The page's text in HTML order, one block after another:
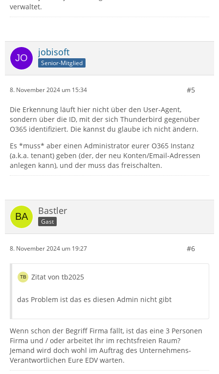
verwaltet.
jobisoft
Senior-Mitglied
8. November 2024 um 15:34 #5
Die Erkennung läuft hier nicht über den User-Agent,
sondern über die ID, mit der sich Thunderbird gegenüber
O365 identifiziert. Die kannst du glaube ich nicht ändern.
Es *muss* aber einen Administrator eurer O365 Instanz
(a.k.a. tenant) geben (der, der neu Konten/Email-Adressen
anlegen kann), und der muss das freischalten.
Bastler
Gast
8. November 2024 um 19:27 #6
Zitat von tb2025
das Problem ist das es diesen Admin nicht gibt
Wenn schon der Begriff Firma fällt, ist das eine 3 Personen
Firma und / oder arbeitet Ihr im rechtsfreien Raum?
Jemand wird doch wohl im Auftrag des Unternehmens-
Verantwortlichen Eure EDV warten.